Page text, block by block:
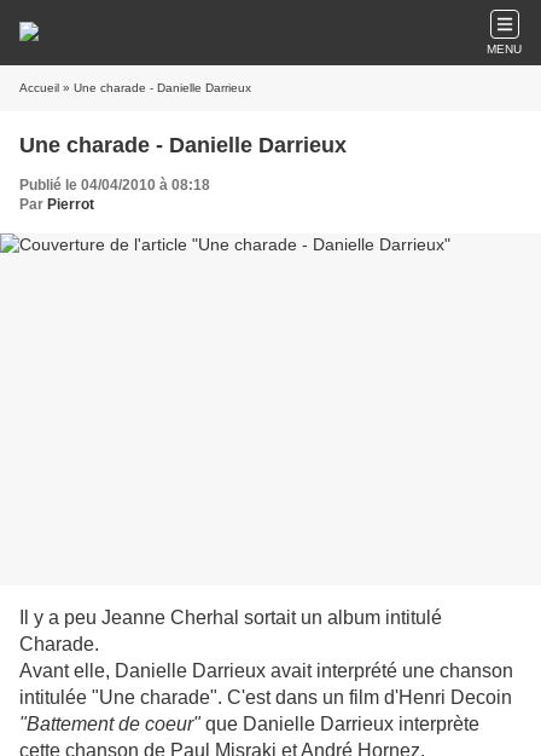
MENU
Accueil » Une charade - Danielle Darrieux
Une charade - Danielle Darrieux
Publié le 04/04/2010 à 08:18
Par Pierrot
Il y a peu Jeanne Cherhal sortait un album intitulé
Charade.
Avant elle, Danielle Darrieux avait interprété une chanson
intitulée "Une charade". C'est dans un film d'Henri Decoin
"Battement de coeur"que Danielle Darrieux interprète
cette chanson de Paul Misraki et André Hornez.